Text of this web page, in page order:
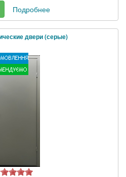
Подробнее
двери (серые)